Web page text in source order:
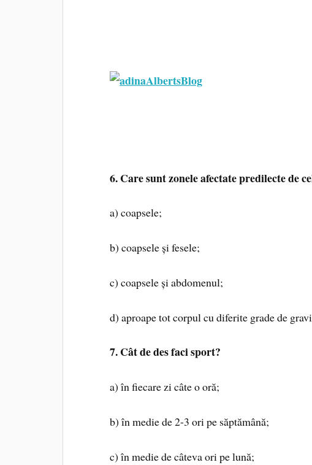
6. Care sunt zonele afectate predilecte de
a) coapsele;
b) coapsele și fesele;
c) coapsele și abdomenul;
d) aproape tot corpul cu diferite grade de
7. Cât de des faci sport?
a) în fiecare zi câte o oră;
b) în medie de 2-3 ori pe săptămână;
c) în medie de câteva ori pe lună;